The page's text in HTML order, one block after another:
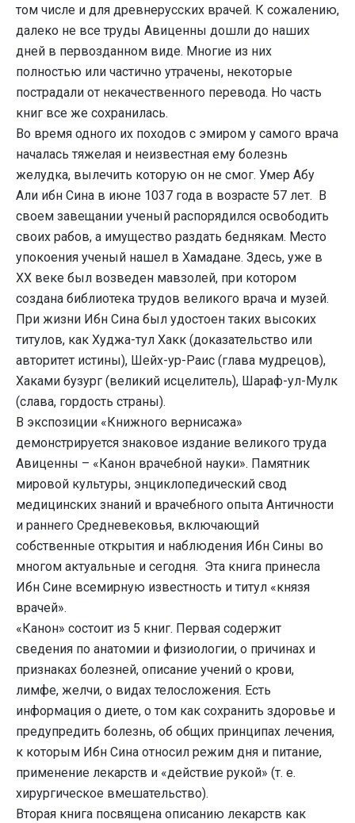
том числе и для древнерусских врачей. К сожалению,
далеко не все труды Авиценны дошли до наших
дней в первозданном виде. Многие из них
полностью или частично утрачены, некоторые
пострадали от некачественного перевода. Но часть
книг все же сохранилась.
Во время одного их походов с эмиром у самого врача
началась тяжелая и неизвестная ему болезнь
желудка, вылечить которую он не смог. Умер Абу
Али ибн Сина в июне 1037 года в возрасте 57 лет. В
своем завещании ученый распорядился освободить
своих рабов, а имущество раздать беднякам. Место
упокоения ученый нашел в Хамадане. Здесь, уже в
ХХ веке был возведен мавзолей, при котором
создана библиотека трудов великого врача и музей.
При жизни Ибн Сина был удостоен таких высоких
титулов, как Худжа-тул Хакк (доказательство или
авторитет истины), Шейх-ур-Раис (глава мудрецов),
Хаками бузург (великий исцелитель), Шараф-ул-Мулк
(слава, гордость страны).
В экспозиции «Книжного вернисажа»
демонстрируется знаковое издание великого труда
Авиценны – «Канон врачебной науки». Памятник
мировой культуры, энциклопедический свод
медицинских знаний и врачебного опыта Античности
и раннего Средневековья, включающий
собственные открытия и наблюдения Ибн Сины во
многом актуальные и сегодня. Эта книга принесла
Ибн Сине всемирную известность и титул «князя
врачей».
«Канон» состоит из 5 книг. Первая содержит
сведения по анатомии и физиологии, о причинах и
признаках болезней, описание учений о крови,
лимфе, желчи, о видах телосложения. Есть
информация о диете, о том как сохранить здоровье и
предупредить болезнь, об общих принципах лечения,
к которым Ибн Сина относил режим дня и питание,
применение лекарств и «действие рукой» (т. е.
хирургическое вмешательство).
Вторая книга посвящена описанию лекарств как